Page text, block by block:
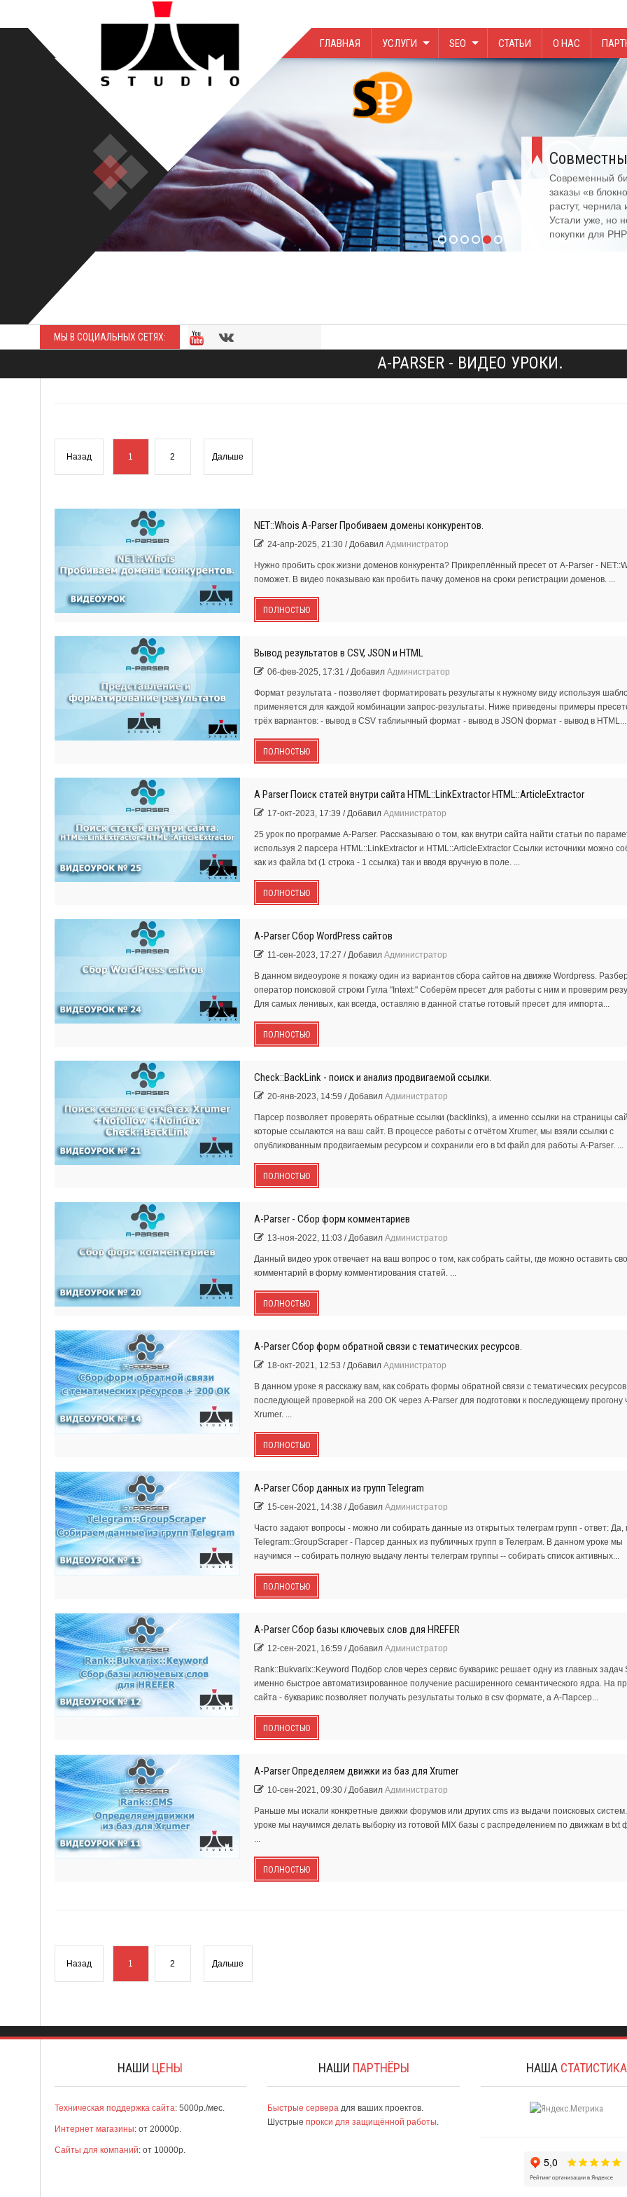
ГЛАВНАЯ УСЛУГИ SEO СТАТЬИ О НАС
Современный
заказы «в
растут, чернила
Устали уже, но
покупки для
МЫ В СОЦИАЛЬНЫХ СЕТЯХ:
A-PARSER - ВИДЕО УРОКИ.
Назад 1 2 Дальше
NET::Whois A-Parser Пробиваем домены конкурентов.
24-апр-2025, 21:30/Добавил Администратор
Нужно пробить срок жизни доменов конкурента? Прикреплённый пресет от A-Parser -
поможет. В видео показываю как пробить пачку доменов на сроки регистрации доменов. ...
ПОЛНОСТЬЮ
Вывод результатов в CSV, JSON и HTML
06-фев-2025, 17:31 /Добавил Администратор
Формат результата - позволяет форматировать результаты к нужному виду используя
применяется для каждой комбинации запрос-результаты. Ниже приведены примеры
трёх вариантов: - вывод в CSV таблиычный формат - вывод в JSON формат - вывод в HTML...
ПОЛНОСТЬЮ
A Parser Поиск статей внутри сайта HTML::LinkExtractor HTML::ArticleExtractor
17-окт-2023, 17:39 /Добавил Администратор
25 урок по программе A-Parser. Рассказываю о том, как внутри сайта найти статьи по
используя 2 парсера HTML::LinkExtractor и HTML::ArticleExtractor Ссылки источники можно
как из файла txt (1 строка - 1 ссылка) так и вводя вручную в поле. ...
ПОЛНОСТЬЮ
A-Parser Сбор WordPress сайтов
11-сен-2023, 17:27 /Добавил Администратор
В данном видеоуроке я покажу один из вариантов сбора сайтов на движке Wordpress.
оператор поисковой строки Гугла "Intext:" Соберём пресет для работы с ним и проверим
Для самых ленивых, как всегда, оставляю в данной статье готовый пресет для импорта...
ПОЛНОСТЬЮ
Check::BackLink - поиск и анализ продвигаемой ссылки.
20-янв-2023, 14:59 /Добавил Администратор
Парсер позволяет проверять обратные ссылки (backlinks), а именно ссылки на страницы
которые ссылаются на ваш сайт. В процессе работы с отчётом Xrumer, мы взяли ссылки с
опубликованным продвигаемым ресурсом и сохранили его в txt файл для работы A-Parser. ...
ПОЛНОСТЬЮ
A-Parser - Сбор форм комментариев
13-ноя-2022, 11:03 /Добавил Администратор
Данный видео урок отвечает на ваш вопрос о том, как собрать сайты, где можно оставить
комментарий в форму комментирования статей. ...
ПОЛНОСТЬЮ
A-Parser Сбор форм обратной связи с тематических ресурсов.
18-окт-2021, 12:53 /Добавил Администратор
В данном уроке я расскажу вам, как собрать формы обратной связи с тематических ресурсов
последующей проверкой на 200 OK через A-Parser для подготовки к последующему прогону
Xrumer. ...
ПОЛНОСТЬЮ
A-Parser Сбор данных из групп Telegram
15-сен-2021, 14:38 /Добавил Администратор
Часто задают вопросы - можно ли собирать данные из открытых телеграм групп - ответ: Да,
Telegram::GroupScraper - Парсер данных из публичных групп в Телеграм. В данном уроке мы
научимся -- собирать полную выдачу ленты телеграм группы -- собирать список активных...
ПОЛНОСТЬЮ
A-Parser Сбор базы ключевых слов для HREFER
12-сен-2021, 16:59 /Добавил Администратор
Rank::Bukvarix::Keyword Подбор слов через сервис букварикс решает одну из главных задач
именно быстрое автоматизированное получение расширенного семантического ядра. На
сайта - букварикс позволяет получать результаты только в csv формате, а А-Парсер...
ПОЛНОСТЬЮ
A-Parser Определяем движки из баз для Xrumer
10-сен-2021, 09:30/Добавил Администратор
Раньше мы искали конкретные движки форумов или других cms из выдачи поисковых
уроке мы научимся делать выборку из готовой MIX базы с распределением по движкам в txt
...
ПОЛНОСТЬЮ
Назад 1 2 Дальше
НАШИ ЦЕНЫ
Техническая поддержка сайта: 5000р./мес.
Интернет магазины: от 20000р.
Сайты для компаний: от 10000р.
НАШИ ПАРТНЁРЫ
Быстрые серверадля ваших проектов.
Шустрыепрокси для защищённой работы.
НАША СТАТИСТИКА